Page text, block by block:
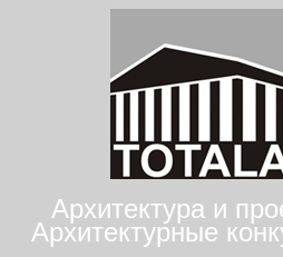
Архитектура и
Архитектурные